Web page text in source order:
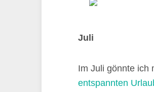
Juli
Im Juli gönnte ich
entspannten